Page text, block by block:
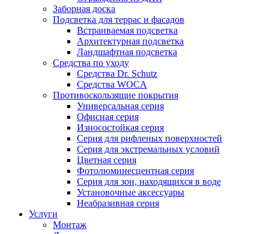
Заборная доска
Подсветка для террас и фасадов
Встраиваемая подсветка
Архитектурная подсветка
Ландшафтная подсветка
Средства по уходу
Средства Dr. Schutz
Средства WOCA
Противоскользящие покрытия
Универсальная серия
Офисная серия
Износостойкая серия
Серия для рифленых поверхностей
Серия для экстремальных условий
Цветная серия
Фотолюминесцентная серия
Серия для зон, находящихся в воде
Установочные аксессуары
Неабразивная серия
Услуги
Монтаж